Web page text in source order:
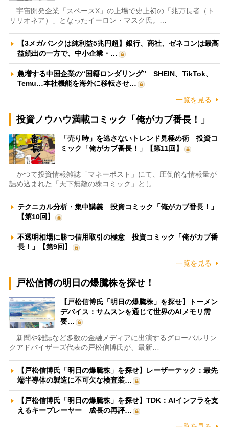
宇宙開発企業「スペースX」の上場で史上初の「兆万長者（ト
リリオネア）」となったイーロン・マスク氏。…
【3メガバンクは純利益5兆円超】銀行、商社、ゼネコンは最高
益続出の一方で、中小企業・…
急増する中国企業の“国籍ロンダリング” SHEIN、TikTok、
Temu…本社機能を海外に移転させ…
一覧を見る
投資ノウハウ満載コミック「俺がカブ番長！」
「売り時」を逃さないトレンド見極め術 投資コ
ミック「俺がカブ番長！」【第11回】
かつて投資情報雑誌「マネーポスト」にて、圧倒的な情報量が
詰め込まれた「天下無敵の株コミック」とし…
テクニカル分析・集中講義 投資コミック「俺がカブ番長！」
【第10回】
不透明相場に勝つ信用取引の極意 投資コミック「俺がカブ番
長！」【第9回】
一覧を見る
戸松信博の明日の爆騰株を探せ！
【戸松信博氏「明日の爆騰株」を探せ】トーメン
デバイス：サムスンを通じて世界のAIメモリ需
要…
新聞や雑誌など多数の金融メディアに出演するグローバルリン
クアドバイザーズ代表の戸松信博氏が、最新…
【戸松信博氏「明日の爆騰株」を探せ】レーザーテック：最先
端半導体の製造に不可欠な検査装…
【戸松信博氏「明日の爆騰株」を探せ】TDK：AIインフラを支
えるキープレーヤー 成長の再評…